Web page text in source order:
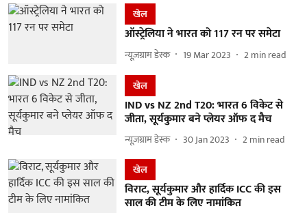
खेल
ऑस्ट्रेलिया ने भारत को 117 रन पर समेटा
न्यूज़ग्राम डेस्क 19 Mar 2023 2min read
खेल
IND vs NZ 2nd T20: भारत 6 विकेट से
जीता, सूर्यकुमार बने प्लेयर ऑफ द मैच
न्यूज़ग्राम डेस्क 30 Jan 2023 2min read
खेल
विराट, सूर्यकुमार और हार्दिक ICC की इस
साल की टीम के लिए नामांकित